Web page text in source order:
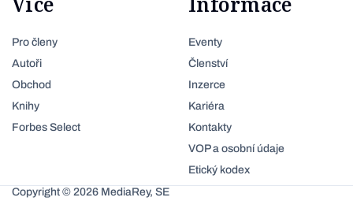
Pro členy
Autoři
Obchod
Knihy
Forbes Select
Eventy
Členství
Inzerce
Kariéra
Kontakty
VOP a osobní údaje
Etický kodex
Copyright © 2026 MediaRey, SE